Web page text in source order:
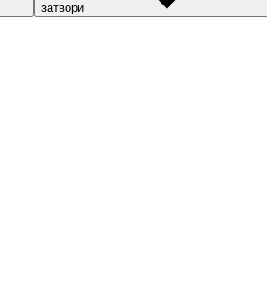
затвори